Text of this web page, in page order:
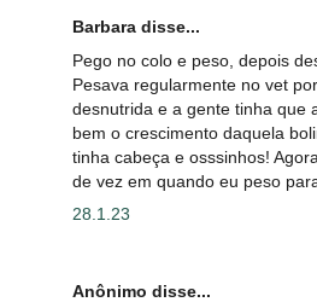
Barbara disse...
Pego no colo e peso, depois
Pesava regularmente no vet
desnutrida e a gente tinha que
bem o crescimento daquela
tinha cabeça e osssinhos!
de vez em quando eu peso
28.1.23
Anônimo disse...